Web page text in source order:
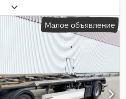
проверка (TÜV):
49 м³, общая длина:11 090 мм,
высота: 3 550 мм , Год выпуска:
Малое объявление